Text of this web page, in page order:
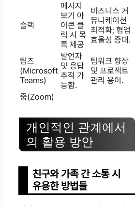
슬랙
메시지
보기 아
이콘 클
릭 시 목
록 제공
비즈니스 커
뮤니케이션
최적화; 협업
효율성 증대.
팀즈
(Microsoft
Teams)
발언자
및 응답
추적 가
능함.
팀워크 향상
및 프로젝트
관리 용이.
줌(Zoom)
개인적인 관계에서
의 활용 방안
친구와 가족 간 소통 시
유용한 방법들